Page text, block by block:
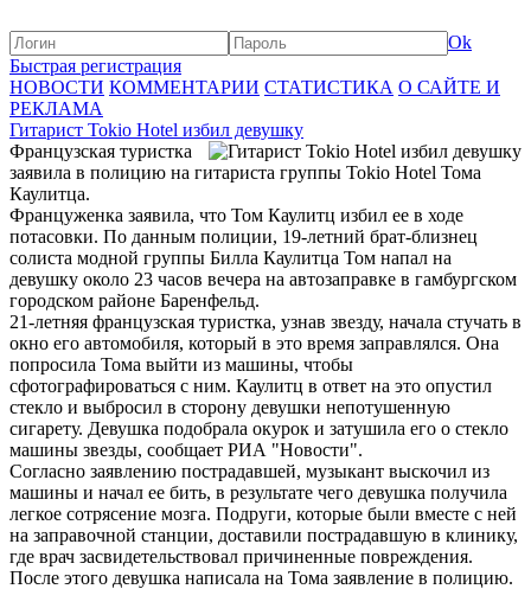
Ok
Быстрая регистрация
НОВОСТИ КОММЕНТАРИИ СТАТИСТИКА О САЙТЕ И
РЕКЛАМА
Гитарист Tokio Hotel избил девушку
Французская туристка
заявила в полицию на гитариста группы Tokio Hotel Тома
Каулитца.
Француженка заявила, что Том Каулитц избил ее в ходе
потасовки. По данным полиции, 19-летний брат-близнец
солиста модной группы Билла Каулитца Том напал на
девушку около 23 часов вечера на автозаправке в гамбургском
городском районе Баренфельд.
21-летняя французская туристка, узнав звезду, начала стучать в
окно его автомобиля, который в это время заправлялся. Она
попросила Тома выйти из машины, чтобы
сфотографироваться с ним. Каулитц в ответ на это опустил
стекло и выбросил в сторону девушки непотушенную
сигарету. Девушка подобрала окурок и затушила его о стекло
машины звезды, сообщает РИА "Новости".
Согласно заявлению пострадавшей, музыкант выскочил из
машины и начал ее бить, в результате чего девушка получила
легкое сотрясение мозга. Подруги, которые были вместе с ней
на заправочной станции, доставили пострадавшую в клинику,
где врач засвидетельствовал причиненные повреждения.
После этого девушка написала на Тома заявление в полицию.